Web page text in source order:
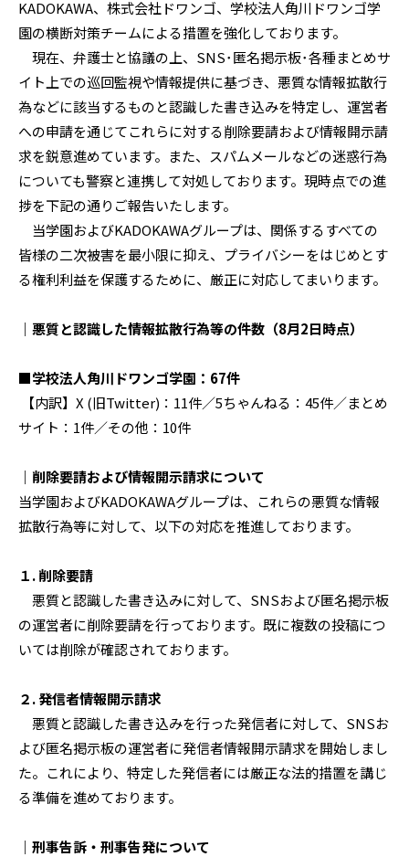
KADOKAWA、株式会社ドワンゴ、学校法人角川ドワンゴ学
園の横断対策チームによる措置を強化しております。
現在、弁護士と協議の上、SNS･匿名掲示板･各種まとめサ
イト上での巡回監視や情報提供に基づき、悪質な情報拡散行
為などに該当するものと認識した書き込みを特定し、運営者
への申請を通じてこれらに対する削除要請および情報開示請
求を鋭意進めています。また、スパムメールなどの迷惑行為
についても警察と連携して対処しております。現時点での進
捗を下記の通りご報告いたします。
当学園およびKADOKAWAグループは、関係するすべての
皆様の二次被害を最小限に抑え、プライバシーをはじめとす
る権利利益を保護するために、厳正に対応してまいります。
｜悪質と認識した情報拡散行為等の件数（8月2日時点）
■学校法人角川ドワンゴ学園：67件
【内訳】X (旧Twitter)：11件／5ちゃんねる：45件／まとめ
サイト：1件／その他：10件
｜削除要請および情報開示請求について
当学園およびKADOKAWAグループは、これらの悪質な情報
拡散行為等に対して、以下の対応を推進しております。
１. 削除要請
悪質と認識した書き込みに対して、SNSおよび匿名掲示板
の運営者に削除要請を行っております。既に複数の投稿につ
いては削除が確認されております。
２. 発信者情報開示請求
悪質と認識した書き込みを行った発信者に対して、SNSお
よび匿名掲示板の運営者に発信者情報開示請求を開始しまし
た。これにより、特定した発信者には厳正な法的措置を講じ
る準備を進めております。
｜刑事告訴・刑事告発について